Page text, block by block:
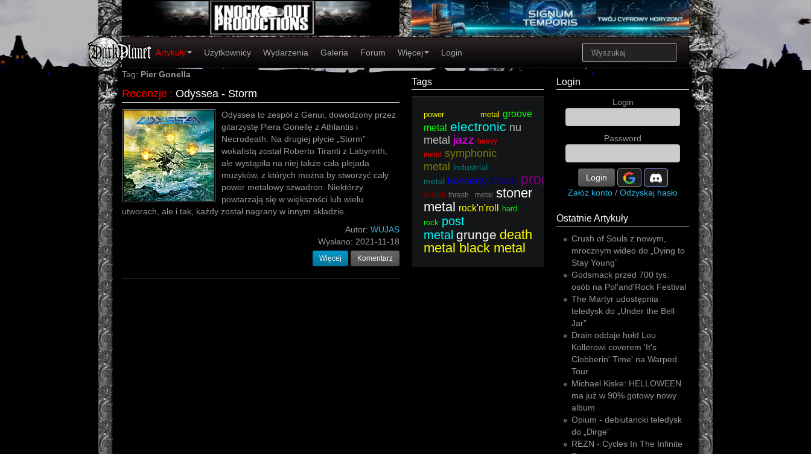
Artykuły Użytkownicy Wydarzenia Galeria Forum Więcej Login
Tag: Pier Gonella
Recenzje : Odyssea - Storm
Odyssea to zespół z Genui, dowodzony przez
gitarzystę Piera Gonellę z Athlantis i
Necrodeath. Na drugiej płycie „Storm”
wokalistą został Roberto Tiranti z Labyrinth,
ale wystąpiła na niej także cała plejada
muzyków, z których można by stworzyć cały
power metalowy szwadron. Niektórzy
powtarzają się w większości lub wielu
utworach, ale i tak, każdy został nagrany w innym składzie.
Autor: WUJAS
Wysłano: 2021-11-18
Więcej Komentarz
Tags
power metal groove
metal
electronic nu
metal jazz heavy
metal
symphonic
metal
industrial
metal koncerty black progressive electro progressive
metal thrash metal stoner
metal rock'n'roll
hard
rock post
metal grunge death
metal black metal
Login
Login
Password
Login
Załóż konto / Odzyskaj hasło
Ostatnie Artykuły
Crush of Souls z nowym,
mrocznym wideo do „Dying to
Stay Young”
Godsmack przed 700 tys.
osób na Pol'and'Rock Festival
The Martyr udostępnia
teledysk do „Under the Bell
Jar”
Drain oddaje hołd Lou
Kollerowi coverem 'It's
Clobberin' Time' na Warped
Tour
Michael Kiske: HELLOWEEN
ma już w 90% gotowy nowy
album
Opium - debiutancki teledysk
do „Dirge”
REZN - Cycles In The Infinite